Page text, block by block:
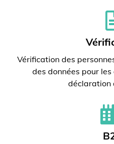
Vérification des
des données pour
déclaration